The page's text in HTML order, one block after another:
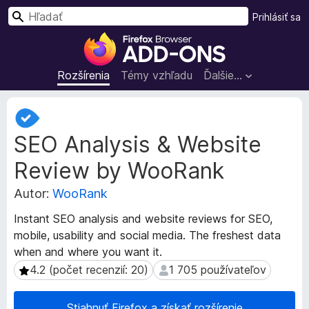
D
o
p
l
y
p
r
r
e
h
l
i
a
Rozšírenia Témy vzhľadu Ďalšie…
Prihlásiť sa
H
SEO Analysis & Website
Review by WooRank
Autor: WooRank
Instant SEO analysis and website reviews for SEO,
mobile, usability and social media. The freshest data
when and where you want it.
4.2 (počet recenzií: 20)
4.2 (počet recenzií: 20) 1 705 používateľov
1 705 používateľov
M
e
t
a
d
á
t
a
r
o
z
š